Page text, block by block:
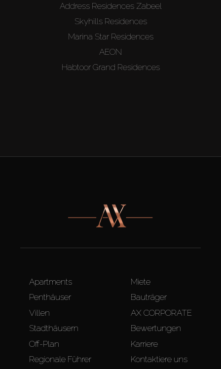
Address Residences Zabeel
Skyhills Residences
Marina Star Residences
AEON
Habtoor Grand Residences
Apartments
Penthäuser
Villen
Stadthäusern
Off-Plan
Regionale Führer
Miete
Bauträger
AX CORPORATE
Bewertungen
Karriere
Kontaktiere uns